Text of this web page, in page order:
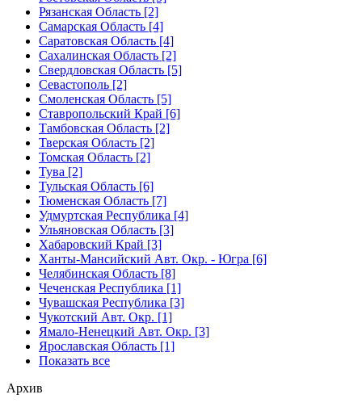
Рязанская Область [2]
Самарская Область [4]
Саратовская Область [4]
Сахалинская Область [2]
Свердловская Область [5]
Севастополь [2]
Смоленская Область [5]
Ставропольский Край [6]
Тамбовская Область [2]
Тверская Область [2]
Томская Область [2]
Тува [2]
Тульская Область [6]
Тюменская Область [7]
Удмуртская Республика [4]
Ульяновская Область [3]
Хабаровский Край [3]
Ханты-Мансийский Авт. Окр. - Югра [6]
Челябинская Область [8]
Чеченская Республика [1]
Чувашская Республика [3]
Чукотский Авт. Окр. [1]
Ямало-Ненецкий Авт. Окр. [3]
Ярославская Область [1]
Показать все
Архив